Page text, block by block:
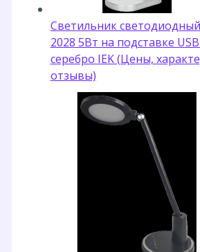
Светильник
2028 5Вт на подставке
серебро IEK (Цены,
отзывы)